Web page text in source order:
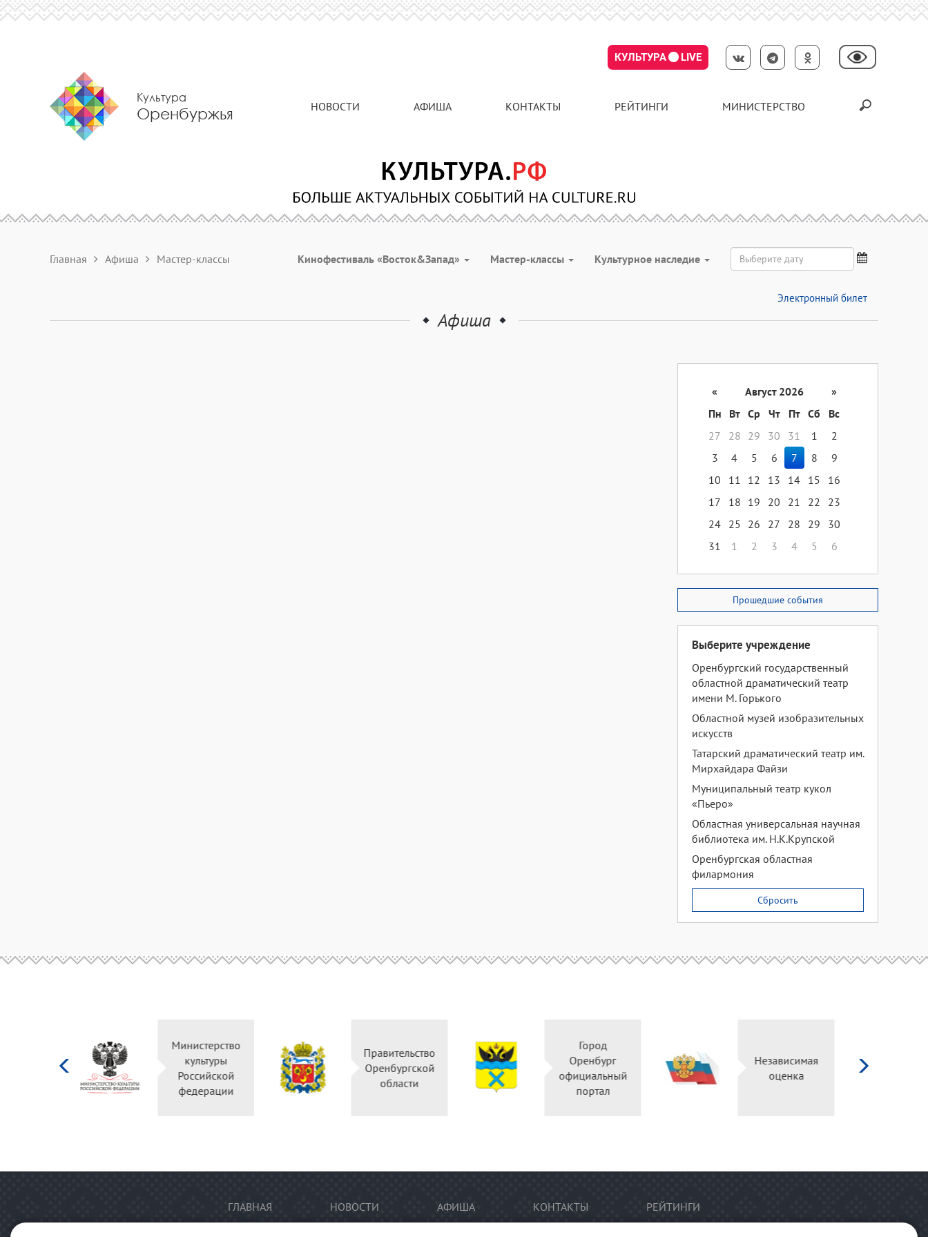
КУЛЬТУРА LIVE
Культура
Оренбуржья НОВОСТИ АФИША КОНТАКТЫ РЕЙТИНГИ МИНИСТЕРСТВО
Главная Афиша Мастер-классы Кинофестиваль «Восток&Запад» Мастер-классы Культурное наследие
Электронный билет
Афиша
« Август 2026
»
Пн
Вт Ср Чт Пт Сб
Вс
27
28 29 30 31 1
2
3
4 5 6 7 8
9
10
11 12 13 14 15
16
17
18 19 20 21 22
23
24 25 26 27 28 29
30
31
1 2 3 4 5 6
Прошедшие события
Выберите учреждение
Оренбургский государственный
областной драматический театр
имени М. Горького
Областной музей изобразительных
искусств
Татарский драматический театр им.
Мирхайдара Файзи
Муниципальный театр кукол
«Пьеро»
Областная универсальная научная
библиотека им. Н.К.Крупской
Оренбургская областная
филармония
Сбросить
Министерство
культуры
Российской
федерации
Правительство
Оренбургской
области
Город
Оренбург
официальный
портал
Независимая
оценка
ГЛАВНАЯ НОВОСТИ АФИША КОНТАКТЫ РЕЙТИНГИ